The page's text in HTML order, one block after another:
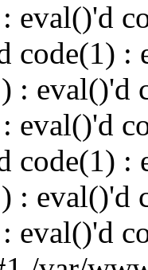
eval()'d
code(1) :
: eval()'d
eval()'d
code(1) :
: eval()'d
eval()'d